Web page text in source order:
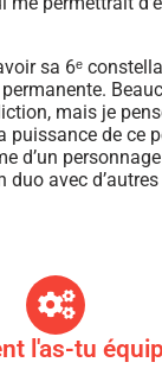
sa 6ᵉ
mais je
puissance de ce
d’un
duo avec
l'as-tu